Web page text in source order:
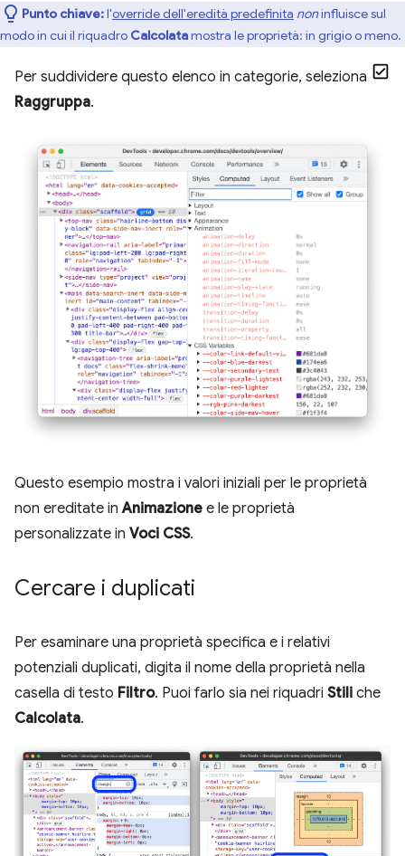
Punto chiave:l'override dell'eredità predefinita noninfluisce sul
modo in cui il riquadro Calcolatamostra le proprietà: in grigio o meno.
Per suddividere questo elenco in categorie, seleziona
Raggruppa.
Questo esempio mostra i valori iniziali per le proprietà
non ereditate inAnimazione e le proprietà
personalizzate in Voci CSS.
Cercare i duplicati
Per esaminare una proprietà specifica e i relativi
potenziali duplicati, digita il nome della proprietà nella
casella di testo Filtro. Puoi farlo sia nei riquadri Stili che
Calcolata.